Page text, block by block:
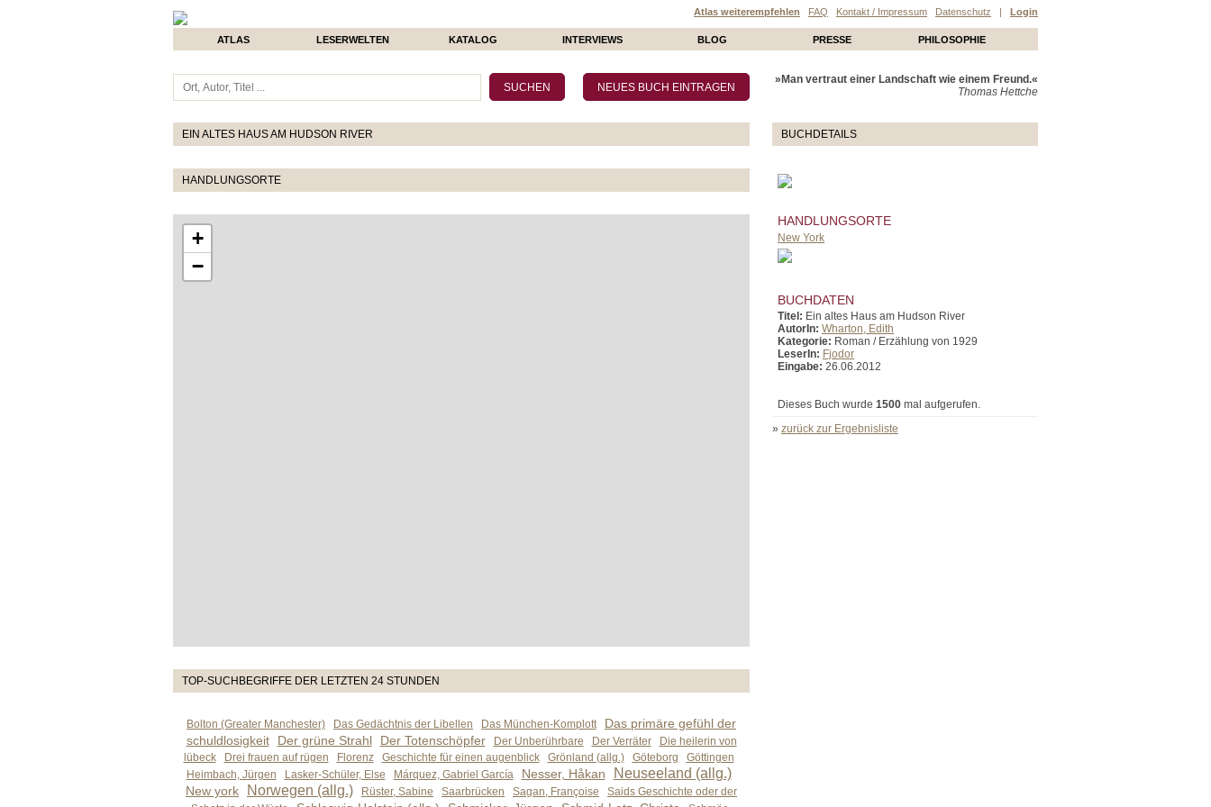
Atlas weiterempfehlen FAQ Kontakt / Impressum Datenschutz | Login
ATLAS LESERWELTEN KATALOG INTERVIEWS BLOG PRESSE PHILOSOPHIE
EIN ALTES HAUS AM HUDSON RIVER
HANDLUNGSORTE
+
−
TOP-SUCHBEGRIFFE DER LETZTEN 24 STUNDEN
Bolton (Greater Manchester) Das Gedächtnis der Libellen Das München-Komplott
Das primäre gefühl der
schuldlosigkeit
Der grüne Strahl Der Totenschöpfer Der Unberührbare Der Verräter
Die heilerin von
lübeck
Drei frauen auf rügen Florenz Geschichte für einen augenblick Grönland (allg.) Göteborg
Göttingen
Heimbach, Jürgen
Lasker-Schüler, Else Márquez, Gabriel García Nesser, Håkan Neuseeland (allg.)
New york Norwegen (allg.) Rüster, Sabine Saarbrücken Sagan, Françoise
Saids Geschichte oder der
»Man vertraut einer Landschaft wie einem Freund.«
Thomas Hettche
BUCHDETAILS
HANDLUNGSORTE
New York
BUCHDATEN
Titel: Ein altes Haus am Hudson River
AutorIn: Wharton, Edith
Kategorie: Roman / Erzählung von 1929
LeserIn: Fjodor
Eingabe: 26.06.2012
Dieses Buch wurde 1500 mal aufgerufen.
» zurück zur Ergebnisliste